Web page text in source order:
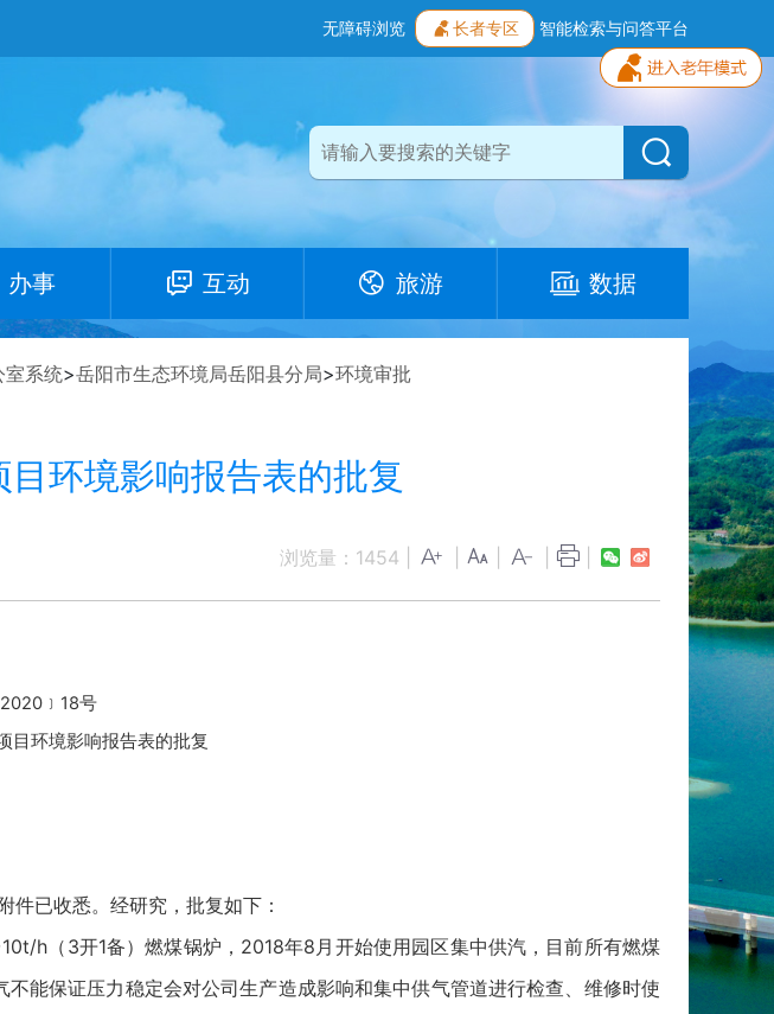
无障碍浏览 长者专区 智能检索与问答平台
办事 互动 旅游 数据
室系统>岳阳市生态环境局岳阳县分局>环境审批
环境影响报告表的批复
浏览量： 1454
号
目环境影响报告表的批复
已收悉。经研究，批复如下：
h（3开1备）燃煤锅炉，2018年8月开始使用园区集中供汽，目前所有燃煤
能保证压力稳定会对公司生产造成影响和集中供气管道进行检查、维修时使